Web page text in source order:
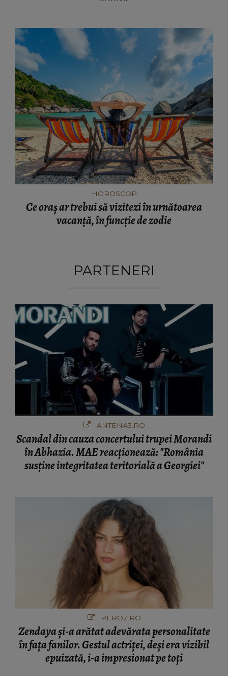
HOROSCOP
Ce oraș ar trebui să vizitezi în urnătoarea
vacanță, în funcție de zodie
PARTENERI
ANTENA3.RO
Scandal din cauza concertului trupei Morandi
în Abhazia. MAE reacționează: "România
susține integritatea teritorială a Georgiei"
PEROZ.RO
Zendaya și-a arătat adevărata personalitate
în fața fanilor. Gestul actriței, deși era vizibil
epuizată, i-a impresionat pe toți